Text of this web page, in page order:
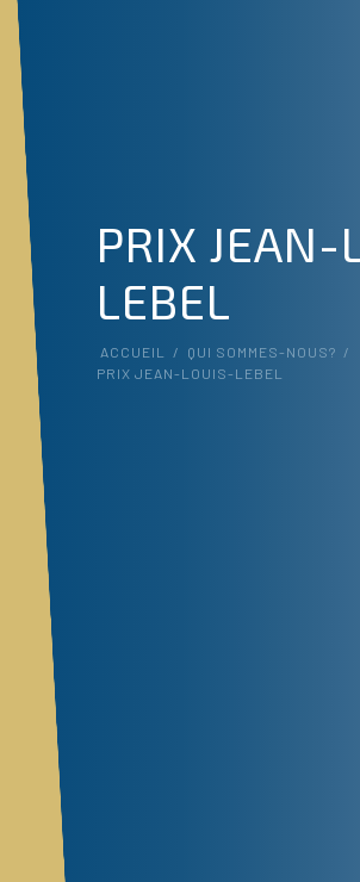
PRIX JEAN-
LEBEL
ACCUEIL / QUI SOMMES-NOUS? /
PRIX JEAN-LOUIS-LEBEL